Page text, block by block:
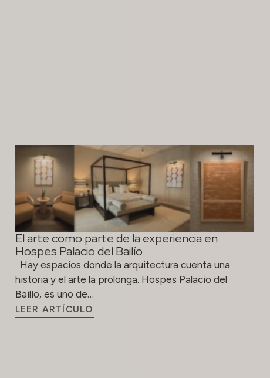
El arte como parte de la experiencia en
Hospes Palacio del Bailío
Hay espacios donde la arquitectura cuenta una
historia y el arte la prolonga. Hospes Palacio del
Bailío, es uno de…
LEER ARTÍCULO